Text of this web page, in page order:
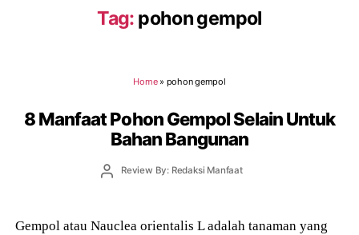
Tag: pohon gempol
Home» pohon gempol
8 Manfaat Pohon Gempol Selain Untuk
Bahan Bangunan
PostReview By: Redaksi Manfaat
Gempol atau Nauclea orientalis L adalah tanaman yang